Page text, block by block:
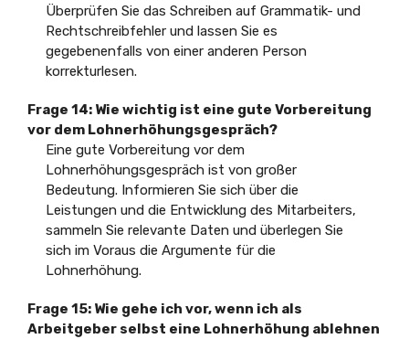
Überprüfen Sie das Schreiben auf Grammatik- und
Rechtschreibfehler und lassen Sie es
gegebenenfalls von einer anderen Person
korrekturlesen.
Frage 14: Wie wichtig ist eine gute Vorbereitung
vor dem Lohnerhöhungsgespräch?
Eine gute Vorbereitung vor dem
Lohnerhöhungsgespräch ist von großer
Bedeutung. Informieren Sie sich über die
Leistungen und die Entwicklung des Mitarbeiters,
sammeln Sie relevante Daten und überlegen Sie
sich im Voraus die Argumente für die
Lohnerhöhung.
Frage 15: Wie gehe ich vor, wenn ich als
Arbeitgeber selbst eine Lohnerhöhung ablehnen